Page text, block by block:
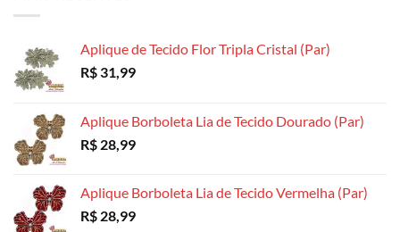
na
página
na
página
Aplique de Tecido Flor Tripla Cristal (Par)
R$ 31,99
Aplique Borboleta Lia de Tecido Dourado (Par)
R$ 28,99
Aplique Borboleta Lia de Tecido Vermelha (Par)
R$ 28,99